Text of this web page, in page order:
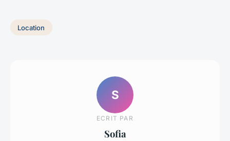
Location
S
ECRIT PAR
Sofia